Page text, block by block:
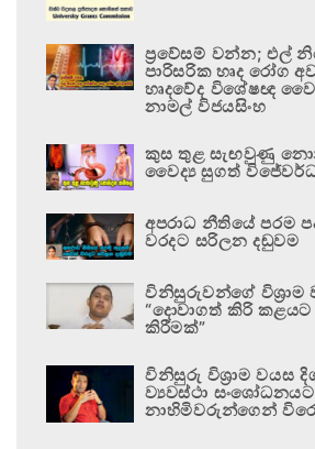
ප්‍රවේසම් වන්න; එල්
පාරිසරික හෘද රෝග
හෘදවේද විශේෂඥ
නාමල් විජයසිංහ
කුස තුළ සැඟවුණු
වෛද්‍ය සුගත්
අපරාධ නීතියේ පරම
වරදට සරිලන දඬුවම
විනිසුරුවන්ගේ විශ්‍රාම
“දොවාගත් කිරි
කිරීමක්”
විනිසුරු විශ්‍රාම වයස
ව්‍යවස්ථා
නාහිමිවරුන්ගෙන්